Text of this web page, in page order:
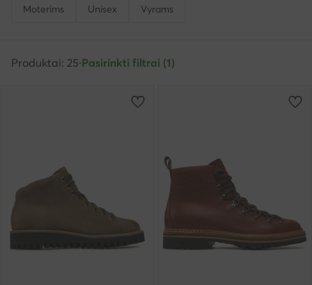
Moterims Unisex Vyrams
Produktai: 25·Pasirinkti filtrai (1)